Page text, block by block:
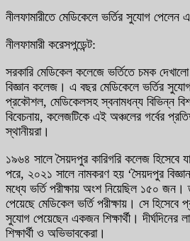
নীলফামারীতে মেডিকেলে ভর্তির সুযোগ পেলেন
নীলফামারী করেসপন্ডেন্ট:
সরকারি মেডিকেল কলেজে ভর্তিতে চমক দেখালো
বিজ্ঞান কলেজ। এ বছর মেডিকেলে ভর্তির সুযোগ
প্রকৌশল, মেডিকেলসহ স্বনামধন্য বিভিন্ন
বিবেচনায়, কলেজটিকে এই অঞ্চলের গর্বের
স্থানীয়রা।
১৯৬৪ সালে সৈয়দপুর কারিগরি কলেজ হিসেবে
পরে, ২০২১ সালে নামকরণ হয় ‘সৈয়দপুর
মধ্যে ভর্তি পরীক্ষায় অংশ নিয়েছিল ১৫০ জন।
পেয়েছে মেডিকেল ভর্তি পরীক্ষায়। সে হিসেবে
সুযোগ পেয়েছেন একজন শিক্ষার্থী।
শিক্ষার্থী ও অভিভাবকেরা।